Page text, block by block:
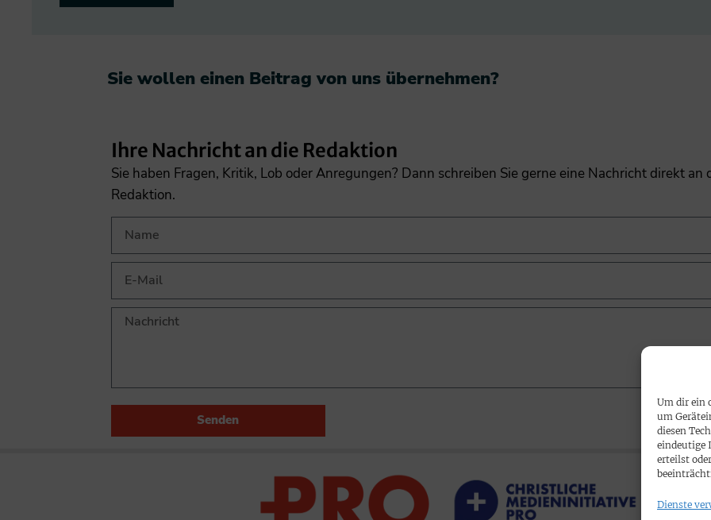
Um dir ein
um
diesen
eindeutige
erteilst
Dienste
Sie wollen einen Beitrag von uns übernehmen?​
Ihre Nachricht an die Redaktion
Sie haben Fragen, Kritik, Lob oder Anregungen? Dann schreiben Sie gerne eine Nachricht direkt an
Redaktion.
Senden